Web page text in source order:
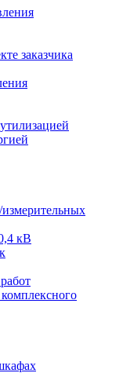
заказчика
кВ